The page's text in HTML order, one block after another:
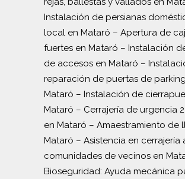
Instalación de persianas
local en Mataró – Apertura de
fuertes en Mataró – Instalación
de accesos en Mataró –
reparación de puertas de
Mataró – Instalación de
Mataró – Cerrajería de urgencia
en Mataró – Amaestramiento de
Mataró – Asistencia en cerrajería
comunidades de vecinos en
Bioseguridad: Ayuda mecánica